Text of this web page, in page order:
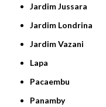
Jardim Jussara
Jardim Londrina
Jardim Vazani
Lapa
Pacaembu
Panamby